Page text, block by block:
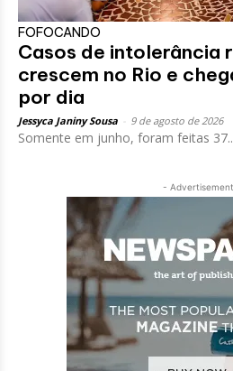
FOFOCANDO
Casos de intolerância
crescem no Rio e
por dia
Jessyca Janiny Sousa 9 de agosto de 2026
Somente em junho, foram feitas
-